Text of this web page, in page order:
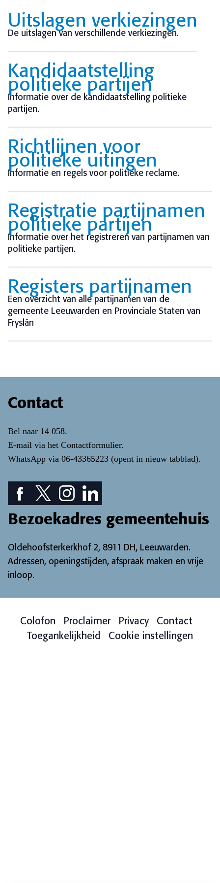
Uitslagen verkiezingen
De uitslagen van verschillende verkiezingen.
Kandidaatstelling
politieke partijen
Informatie over de kandidaatstelling politieke
partijen.
Richtlijnen voor
politieke uitingen
Informatie en regels voor politieke reclame.
Registratie partijnamen
politieke partijen
Informatie over het registreren van partijnamen van
politieke partijen.
Registers partijnamen
Een overzicht van alle partijnamen van de
gemeente Leeuwarden en Provinciale Staten van
Fryslân
Contact
Bel naar 14 058.
E-mail via het Contactformulier.
WhatsApp via 06-43365223 (opent in nieuw tabblad).
Facebook pictogram: bekijk onze Facebook pagina
Twitter pictogram: bekijk onze Twitter pagina
Instagram pictogram: bekijk onze
LinkedIn pictogram: bekijk onze
Bezoekadres gemeentehuis
Oldehoofsterkerkhof 2, 8911 DH, Leeuwarden.
Adressen, openingstijden, afspraak maken en vrije
inloop.
Colofon Proclaimer Privacy
Contact
Toegankelijkheid
Cookie instellingen